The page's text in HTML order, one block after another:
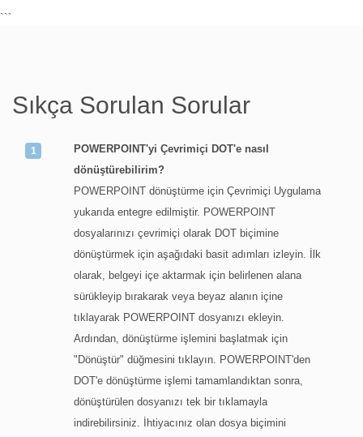
```
Sıkça Sorulan Sorular
POWERPOINT'yi Çevrimiçi DOT'e nasıl
dönüştürebilirim?
POWERPOINT dönüştürme için Çevrimiçi Uygulama
yukarıda entegre edilmiştir. POWERPOINT
dosyalarınızı çevrimiçi olarak DOT biçimine
dönüştürmek için aşağıdaki basit adımları izleyin. İlk
olarak, belgeyi içe aktarmak için belirlenen alana
sürükleyip bırakarak veya beyaz alanın içine
tıklayarak POWERPOINT dosyanızı ekleyin.
Ardından, dönüştürme işlemini başlatmak için
"Dönüştür" düğmesini tıklayın. POWERPOINT'den
DOT'e dönüştürme işlemi tamamlandıktan sonra,
dönüştürülen dosyanızı tek bir tıklamayla
indirebilirsiniz. İhtiyacınız olan dosya biçimini